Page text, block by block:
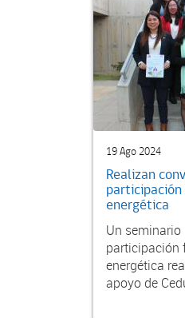
19 Ago 2024
Realizan
energética
Un
participación
energética
apoyo de